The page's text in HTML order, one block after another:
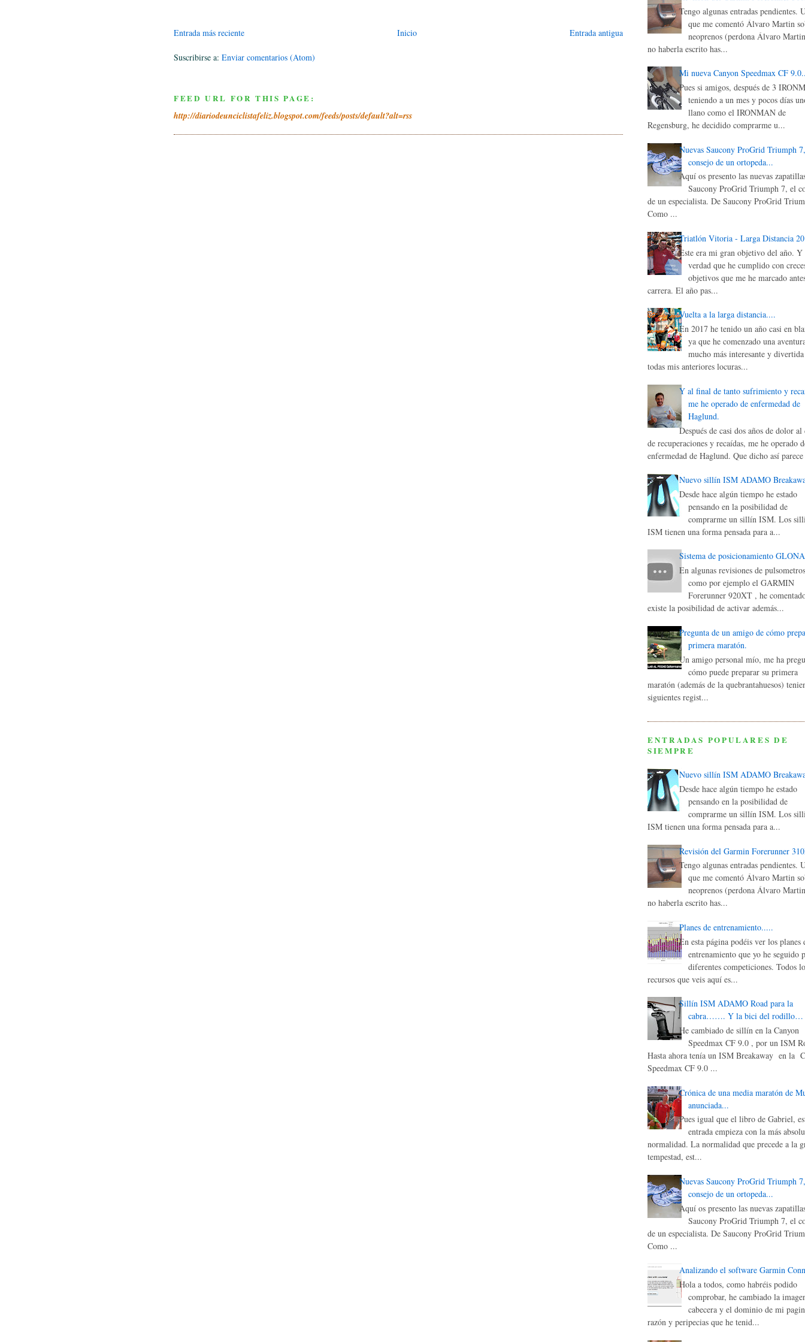
Entrada más reciente Entrada antigua
Inicio
Suscribirse a: Enviar comentarios (Atom)
FEED URL FOR THIS PAGE:
http://diariodeunciclistafeliz.blogspot.com/feeds/posts/default?alt=rss
Tengo algunas entradas pendientes.
que me comentó Álvaro Martin
neoprenos (perdona Álvaro
no haberla escrito has...
Mi nueva Canyon Speedmax CF
Pues si amigos, después de 3
teniendo a un mes y pocos días
llano como el IRONMAN de
Regensburg, he decidido comprarme u...
Nuevas Saucony ProGrid Triumph
consejo de un ortopeda...
Aquí os presento las nuevas
Saucony ProGrid Triumph 7, el
de un especialista. De Saucony ProGrid
Como ...
Triatlón Vitoria - Larga Distancia
Este era mi gran objetivo del año. Y
verdad que he cumplido con
objetivos que me he marcado
carrera. El año pas...
Vuelta a la larga distancia....
En 2017 he tenido un año casi en
ya que he comenzado una
mucho más interesante y
todas mis anteriores locuras...
Y al final de tanto sufrimiento y
me he operado de enfermedad de
Haglund.
Después de casi dos años de dolor
de recuperaciones y recaídas, me he operado
enfermedad de Haglund. Que dicho así
Nuevo sillín ISM ADAMO
Desde hace algún tiempo he estado
pensando en la posibilidad de
comprarme un sillín ISM. Los
ISM tienen una forma pensada para a...
Sistema de posicionamiento
En algunas revisiones de
como por ejemplo el GARMIN
Forerunner 920XT , he
existe la posibilidad de activar además...
Pregunta de un amigo de cómo
primera maratón.
Un amigo personal mío, me ha
cómo puede preparar su primera
maratón (además de la quebrantahuesos)
siguientes regist...
ENTRADAS POPULARES DE
SIEMPRE
Nuevo sillín ISM ADAMO
Desde hace algún tiempo he estado
pensando en la posibilidad de
comprarme un sillín ISM. Los
ISM tienen una forma pensada para a...
Revisión del Garmin Forerunner
Tengo algunas entradas pendientes.
que me comentó Álvaro Martin
neoprenos (perdona Álvaro
no haberla escrito has...
Planes de entrenamiento.....
En esta página podéis ver los planes
entrenamiento que yo he seguido
diferentes competiciones. Todos
recursos que veis aquí es...
Sillín ISM ADAMO Road para la
cabra……. Y la bici del rodillo…
He cambiado de sillín en la Canyon
Speedmax CF 9.0 , por un ISM
Hasta ahora tenía un ISM Breakaway en la
Speedmax CF 9.0 ...
Crónica de una media maratón de
anunciada...
Pues igual que el libro de Gabriel,
entrada empieza con la más
normalidad. La normalidad que precede a la
tempestad, est...
Nuevas Saucony ProGrid Triumph
consejo de un ortopeda...
Aquí os presento las nuevas
Saucony ProGrid Triumph 7, el
de un especialista. De Saucony ProGrid
Como ...
Analizando el software Garmin
Hola a todos, como habréis podido
comprobar, he cambiado la
cabecera y el dominio de mi
razón y peripecias que he tenid...